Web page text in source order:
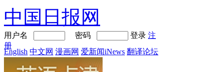
中国日报网
用户名 密码 登录 注
册
English 中文网 漫画网 爱新闻iNews 翻译论坛